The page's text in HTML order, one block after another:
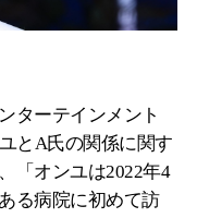
ターテインメント
とA氏の関係に関す
「オンユは2022年4
る病院に初めて訪